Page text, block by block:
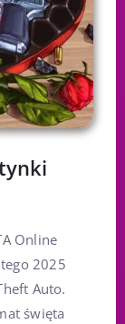
Online
2025
Auto.
święta